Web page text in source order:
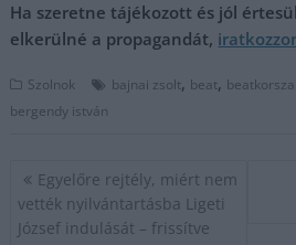
Ha szeretne tájékozott és jól
elkerülné a propagandát,
Szolnok bajnai zsolt, beat,
bergendy istván
Bejegyzés
navigáció
Egyelőre rejtély, miért nem
vették nyilvántartásba Ligeti
József indulását – frissítve